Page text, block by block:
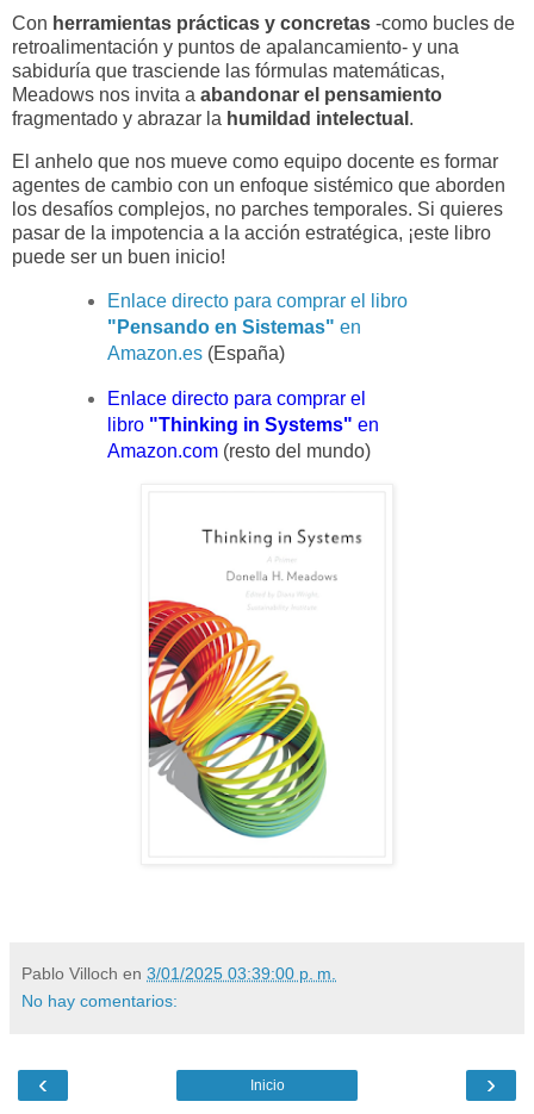
Con herramientas prácticas y concretas -como bucles de
retroalimentación y puntos de apalancamiento- y una
sabiduría que trasciende las fórmulas matemáticas,
Meadows nos invita a abandonar el pensamiento
fragmentado y abrazar la humildad intelectual .
El anhelo que nos mueve como equipo docente es formar
agentes de cambio con un enfoque sistémico que aborden
los desafíos complejos, no parches temporales. Si quieres
pasar de la impotencia a la acción estratégica, ¡este libro
puede ser un buen inicio!
Enlace directo para comprar el libro
"Pensando en Sistemas" en
Amazon.es(España)
Enlace directo para comprar el
libro "Thinking in Systems" en
Amazon.com (resto del mundo)
Pablo Villoch en 3/01/2025 03:39:00 p. m.
No hay comentarios:
‹ ›
Inicio